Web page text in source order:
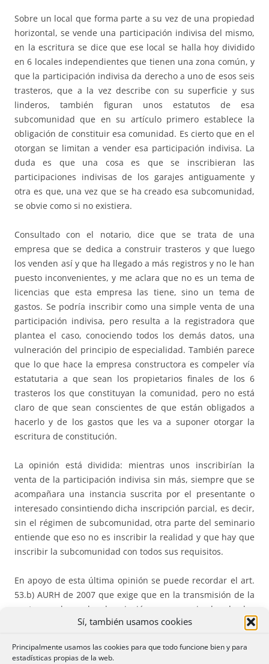
Sí, también usamos cookies
Principalmente usamos las cookies para que todo funcione bien y para
estadísticas propias de la web.
Sobre un local que forma parte a su vez de una propiedad
horizontal, se vende una participación indivisa del mismo,
en la escritura se dice que ese local se halla hoy dividido
en 6 locales independientes que tienen una zona común, y
que la participación indivisa da derecho a uno de esos seis
trasteros, que a la vez describe con su superficie y sus
linderos, también figuran unos estatutos de esa
subcomunidad que en su artículo primero establece la
obligación de constituir esa comunidad. Es cierto que en el
otorgan se limitan a vender esa participación indivisa. La
duda es que una cosa es que se inscribieran las
participaciones indivisas de los garajes antiguamente y
otra es que, una vez que se ha creado esa subcomunidad,
se obvie como si no existiera.
Consultado con el notario, dice que se trata de una
empresa que se dedica a construir trasteros y que luego
los venden así y que ha llegado a más registros y no le han
puesto inconvenientes, y me aclara que no es un tema de
licencias que esta empresa las tiene, sino un tema de
gastos. Se podría inscribir como una simple venta de una
participación indivisa, pero resulta a la registradora que
plantea el caso, conociendo todos los demás datos, una
vulneración del principio de especialidad. También parece
que lo que hace la empresa constructora es compeler vía
estatutaria a que sean los propietarios finales de los 6
trasteros los que constituyan la comunidad, pero no está
claro de que sean conscientes de que están obligados a
hacerlo y de los gastos que les va a suponer otorgar la
escritura de constitución.
La opinión está dividida: mientras unos inscribirían la
venta de la participación indivisa sin más, siempre que se
acompañara una instancia suscrita por el presentante o
interesado consintiendo dicha inscripción parcial, es decir,
sin el régimen de subcomunidad, otra parte del seminario
entiende que eso no es inscribir la realidad y que hay que
inscribir la subcomunidad con todos sus requisitos.
En apoyo de esta última opinión se puede recordar el art.
53.b) AURH de 2007 que exige que en la transmisión de la
cuota se haga la descripción pormenorizada de los
elementos comunes.